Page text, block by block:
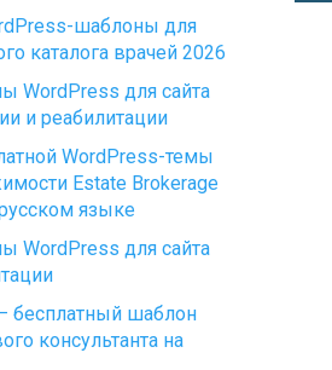
шаблоны для
каталога врачей 2026
WordPress для сайта
и реабилитации
WordPress-темы
Estate Brokerage
языке
WordPress для сайта
бесплатный шаблон
консультанта на